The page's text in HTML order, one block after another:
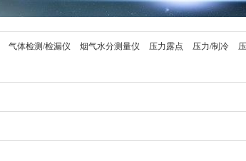
气体检测/检漏仪 烟气水分测量仪 压力露点 压力/制冷